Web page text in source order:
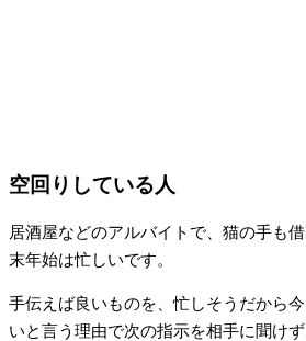
空回りしている人
居酒屋などのアルバイトで、猫の手も
末年始は忙しいです。
手伝えば良いものを、忙しそうだから
いと言う理由で次の指示を相手に聞け